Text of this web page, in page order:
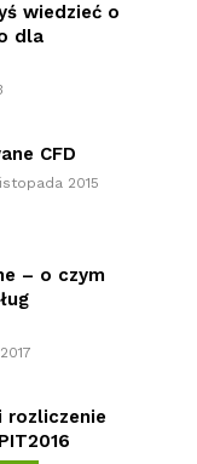
wiedzieć o
dla
CFD
2015
– o czym
rozliczenie